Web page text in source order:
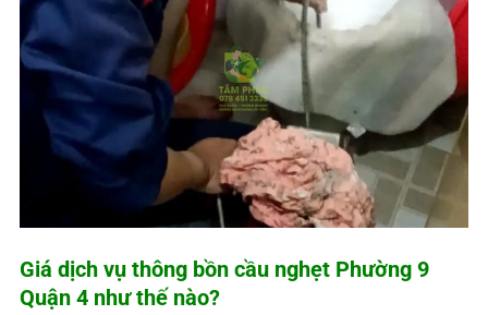
Giá dịch vụ thông bồn cầu nghẹt Phường 9
Quận 4 như thế nào?